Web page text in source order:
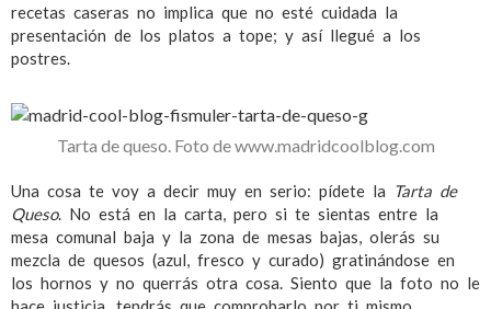
recetas caseras no implica que no esté cuidada la
presentación de los platos a tope; y así llegué a los
postres.
Tarta de queso. Foto de www.madridcoolblog.com
Una cosa te voy a decir muy en serio: pídete la Tarta de
Queso. No está en la carta, pero si te sientas entre la
mesa comunal baja y la zona de mesas bajas, olerás su
mezcla de quesos (azul, fresco y curado) gratinándose en
los hornos y no querrás otra cosa. Siento que la foto no le